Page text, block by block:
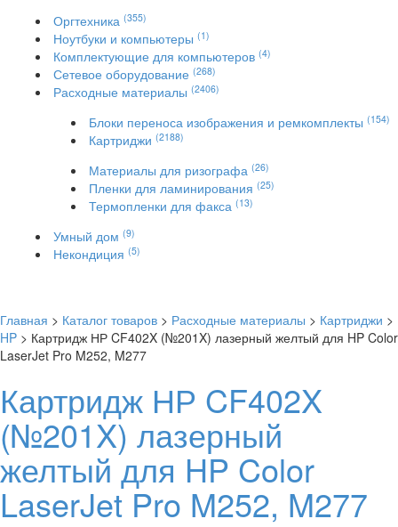
Оргтехника (355)
Ноутбуки и компьютеры (1)
Комплектующие для компьютеров (4)
Сетевое оборудование (268)
Расходные материалы (2406)
Блоки переноса изображения и ремкомплекты (154)
Картриджи (2188)
Материалы для ризографа (26)
Пленки для ламинирования (25)
Термопленки для факса (13)
Умный дом (9)
Некондиция (5)
Главная > Каталог товаров > Расходные материалы > Картриджи >
HP > Картридж НР CF402X (№201X) лазерный желтый для HP Color
LaserJet Pro M252, M277
Картридж НР CF402X
(№201X) лазерный
желтый для HP Color
LaserJet Pro M252, M277